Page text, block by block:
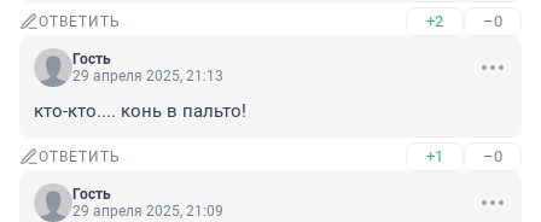
ОТВЕТИТЬ +2 –0
Гость
29 апреля 2025, 21:13
кто-кто.... конь в пальто!
ОТВЕТИТЬ +1 –0
Гость
29 апреля 2025, 21:09